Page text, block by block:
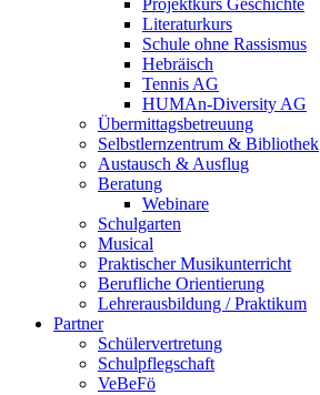
Projektkurs Geschichte
Literaturkurs
Schule ohne Rassismus
Hebräisch
Tennis AG
HUMAn-Diversity AG
Übermittagsbetreuung
Selbstlernzentrum & Bibliothek
Austausch & Ausflug
Beratung
Webinare
Schulgarten
Musical
Praktischer Musikunterricht
Berufliche Orientierung
Lehrerausbildung / Praktikum
Partner
Schülervertretung
Schulpflegschaft
VeBeFö